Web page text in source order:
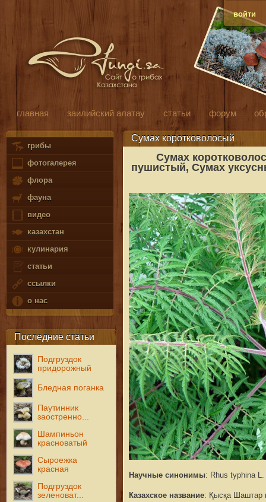
войти
главная заилийский алатау статьи форум
грибы
фотогалерея
флора
фауна
видео
казахстан
кулинария
статьи
ссылки
о нас
Последние статьи
Подгруздок
придорожный
Бледная поганка
Паутинник
заостренно...
Шампиньон
красноватый
Сыроежка
красная
Подгруздок
зеленоват...
Сумах коротковолосый
Сумах
пушистый, Сумах
Научные синонимы: Rhus typhina L.
Казахское название: Қысқа Шаштар